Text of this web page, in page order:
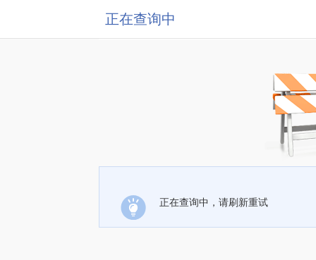
正在查询中
正在查询中，请刷新重试